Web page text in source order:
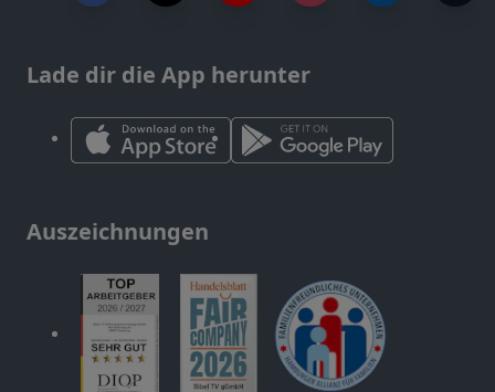
Lade dir die App herunter
Auszeichnungen